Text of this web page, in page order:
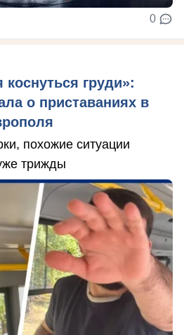
0
груди»:
о приставаниях в
похожие ситуации
трижды